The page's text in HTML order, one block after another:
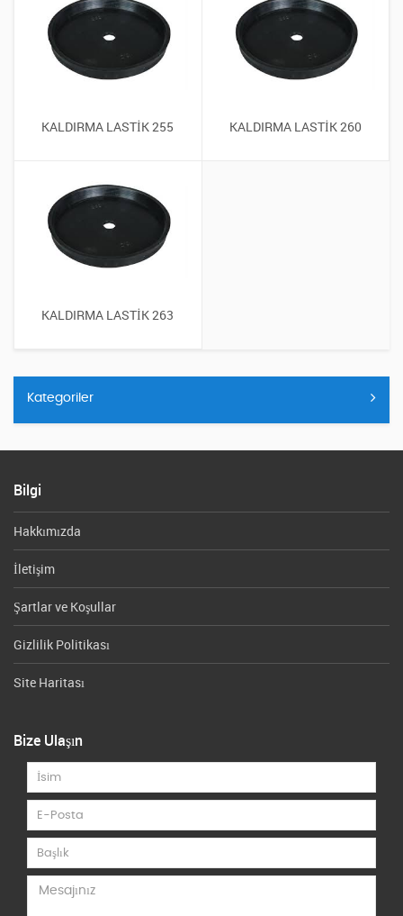
KALDIRMA LASTİK 255 KALDIRMA LASTİK 260
KALDIRMA LASTİK 263
Kategoriler
Bilgi
Hakkımızda
İletişim
Şartlar ve Koşullar
Gizlilik Politikası
Site Haritası
Bize Ulaşın